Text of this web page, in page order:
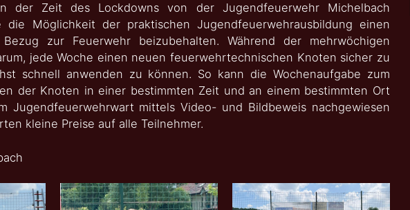
der Zeit des Lockdowns von der Jugendfeuerwehr Michelbach
die Möglichkeit der praktischen Jugendfeuerwehrausbildung einen
zur Feuerwehr beizubehalten. Während der mehrwöchigen
jede Woche einen neuen feuerwehrtechnischen Knoten sicher zu
schnell anwenden zu können. So kann die Wochenaufgabe zum
der Knoten in einer bestimmten Zeit und an einem bestimmten Ort
Jugendfeuerwehrwart mittels Video- und Bildbeweis nachgewiesen
kleine Preise auf alle Teilnehmer.